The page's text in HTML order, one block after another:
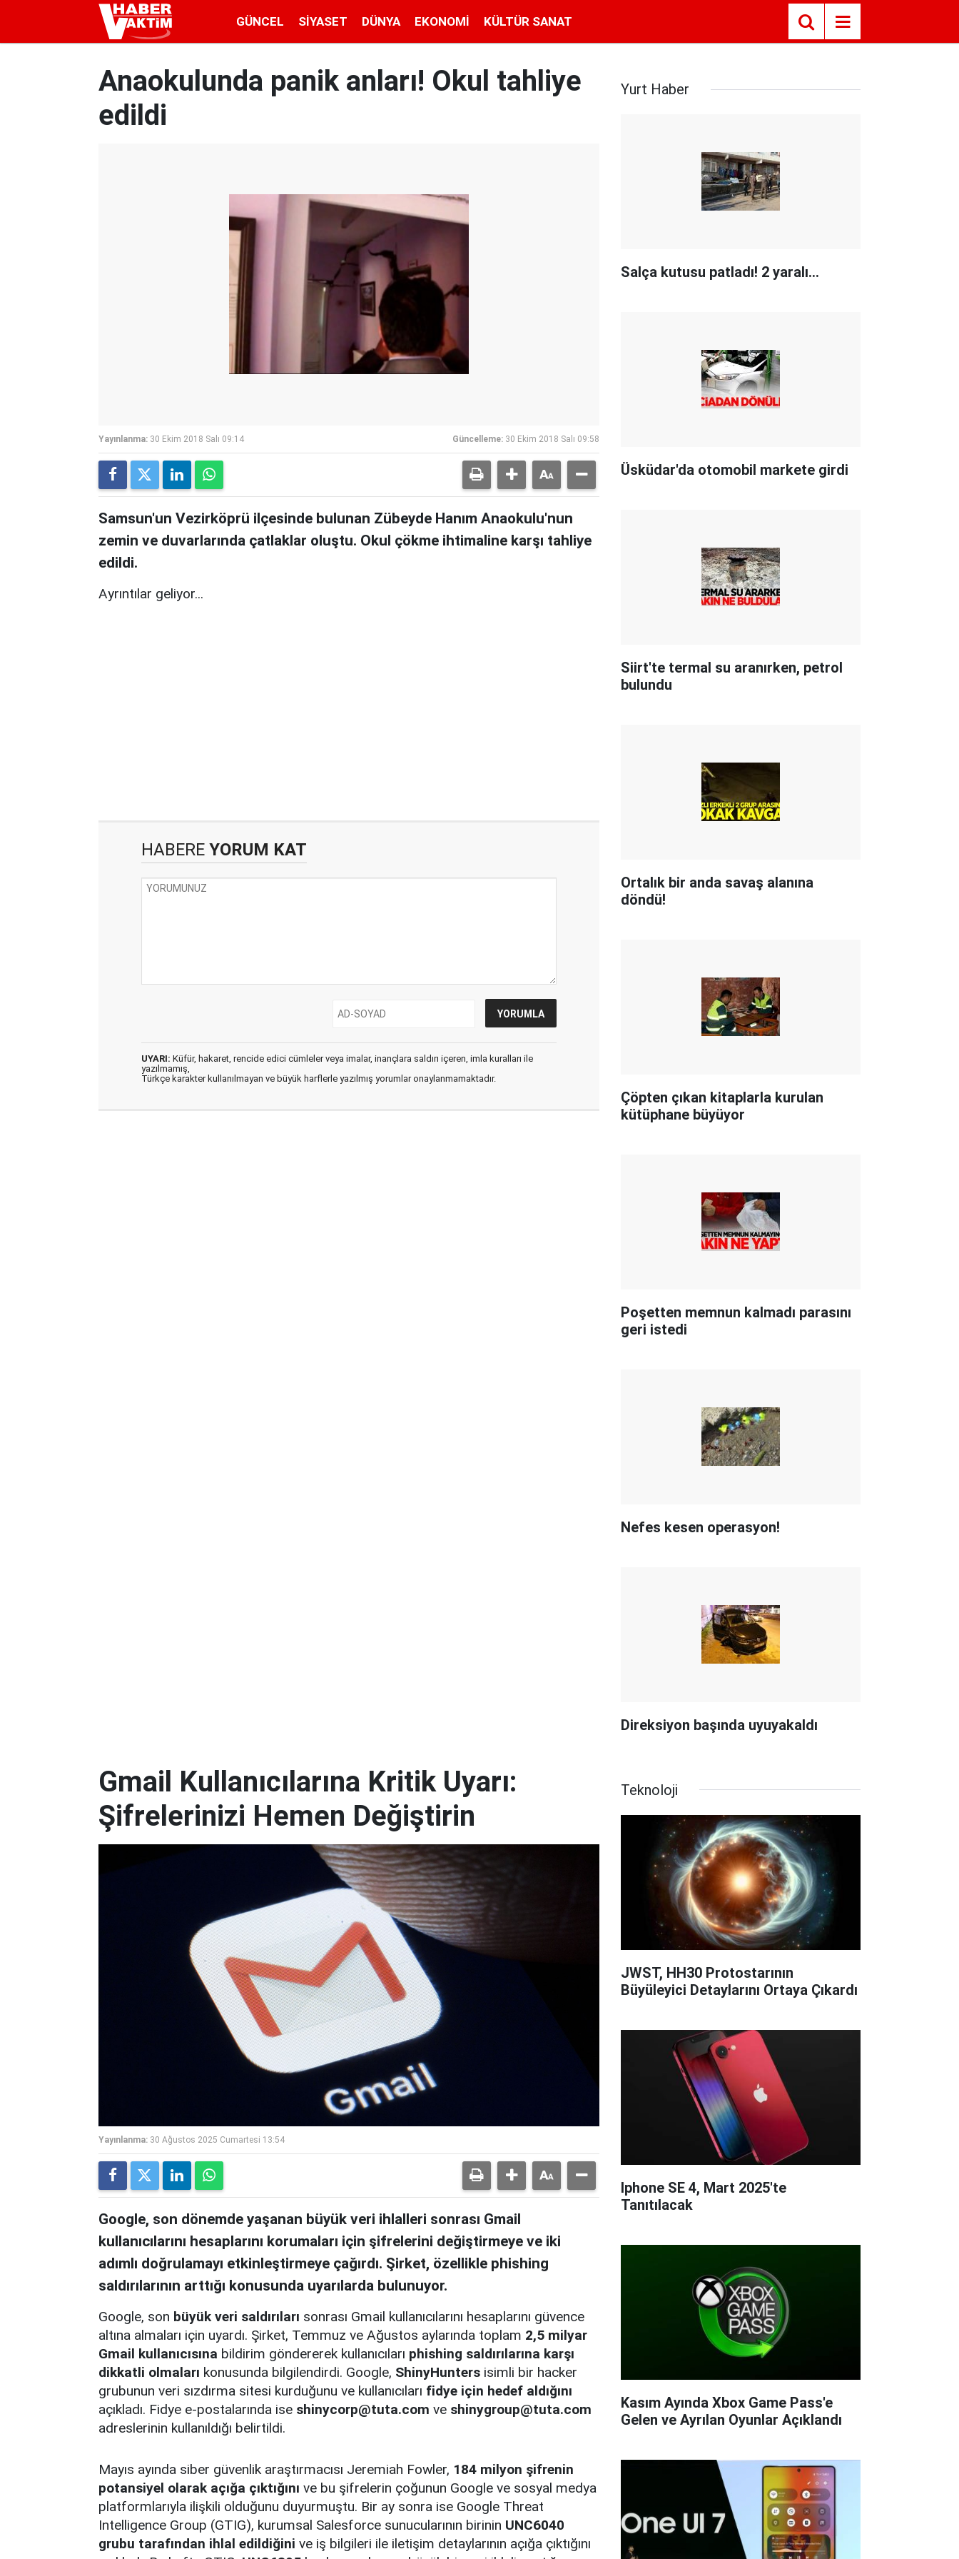
GÜNCEL SIYASET DÜNYA EKONOMI KÜLTÜR SANAT
Anaokulunda panik anları! Okul tahliye
edildi
Yayınlanma: 30 Ekim 2018 Salı 09:14 Güncelleme: 30 Ekim 2018 Salı 09:58
Samsun'un Vezirköprü ilçesinde bulunan Zübeyde Hanım Anaokulu'nun
zemin ve duvarlarında çatlaklar oluştu. Okul çökme ihtimaline karşı tahliye
edildi.
Ayrıntılar geliyor...
HABERE YORUM KAT
UYARI: Küfür, hakaret, rencide edici cümleler veya imalar, inançlara saldırı içeren, imla kuralları ile
yazılmamış,
Türkçe karakter kullanılmayan ve büyük harflerle yazılmış yorumlar onaylanmamaktadır.
Yurt Haber
Salça kutusu patladı! 2 yaralı...
Üsküdar'da otomobil markete girdi
Siirt'te termal su aranırken, petrol
bulundu
Ortalık bir anda savaş alanına
döndü!
Çöpten çıkan kitaplarla kurulan
kütüphane büyüyor
Poşetten memnun kalmadı parasını
geri istedi
Nefes kesen operasyon!
Direksiyon başında uyuyakaldı
Gmail Kullanıcılarına Kritik Uyarı:
Şifrelerinizi Hemen Değiştirin
Yayınlanma: 30 Ağustos 2025 Cumartesi 13:54
Google, son dönemde yaşanan büyük veri ihlalleri sonrası Gmail
kullanıcılarını hesaplarını korumaları için şifrelerini değiştirmeye ve iki
adımlı doğrulamayı etkinleştirmeye çağırdı. Şirket, özellikle phishing
saldırılarının arttığı konusunda uyarılarda bulunuyor.
Google, son büyük veri saldırıları sonrası Gmail kullanıcılarını hesaplarını güvence
altına almaları için uyardı. Şirket, Temmuz ve Ağustos aylarında toplam 2,5 milyar
Gmail kullanıcısına bildirim göndererek kullanıcıları phishing saldırılarına karşı
dikkatli olmaları konusunda bilgilendirdi. Google, ShinyHunters isimli bir hacker
grubunun veri sızdırma sitesi kurduğunu ve kullanıcıları fidye için hedef aldığını
açıkladı. Fidye e-postalarında ise shinycorp@tuta.com ve shinygroup@tuta.com
adreslerinin kullanıldığı belirtildi.
Mayıs ayında siber güvenlik araştırmacısı Jeremiah Fowler, 184 milyon şifrenin
potansiyel olarak açığa çıktığını ve bu şifrelerin çoğunun Google ve sosyal medya
platformlarıyla ilişkili olduğunu duyurmuştu. Bir ay sonra ise Google Threat
Intelligence Group (GTIG), kurumsal Salesforce sunucularının birinin UNC6040
grubu tarafından ihlal edildiğini ve iş bilgileri ile iletişim detaylarının açığa çıktığını
Teknoloji
JWST, HH30 Protostarının
Büyüleyici Detaylarını Ortaya Çıkardı
Iphone SE 4, Mart 2025'te
Tanıtılacak
Kasım Ayında Xbox Game Pass'e
Gelen ve Ayrılan Oyunlar Açıklandı